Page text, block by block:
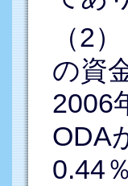
（2
の資
2006
ODA
0.44